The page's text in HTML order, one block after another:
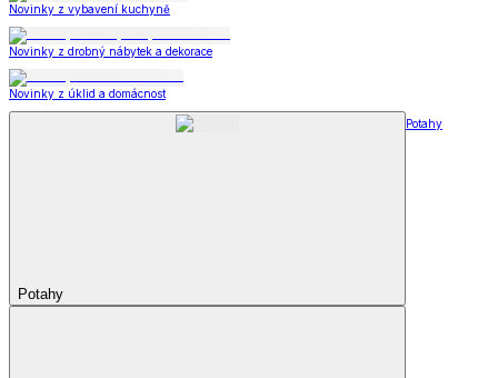
Novinky z vybavení kuchyně
Novinky z drobný nábytek a dekorace
Novinky z úklid a domácnost
Potahy
Potahy